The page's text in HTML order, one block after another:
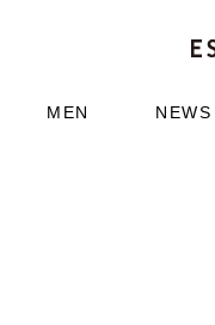
MEN NEWS